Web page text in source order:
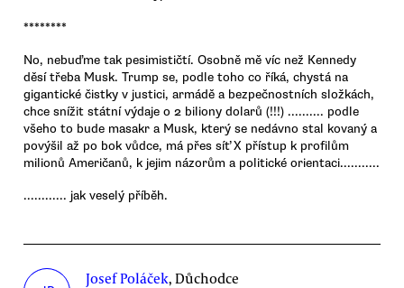
********
No, nebuďme tak pesimističtí. Osobně mě víc než Kennedy
děsí třeba Musk. Trump se, podle toho co říká, chystá na
gigantické čistky v justici, armádě a bezpečnostních složkách,
chce snížit státní výdaje o 2 biliony dolarů (!!!) .......... podle
všeho to bude masakr a Musk, který se nedávno stal kovaný a
povýšil až po bok vůdce, má přes síť X přístup k profilům
milionů Američanů, k jejim názorům a politické orientaci...........
............ jak veselý příběh.
Josef Poláček, Důchodce